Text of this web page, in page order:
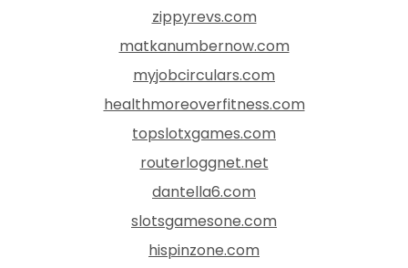
zippyrevs.com
matkanumbernow.com
myjobcirculars.com
healthmoreoverfitness.com
topslotxgames.com
routerloggnet.net
dantella6.com
slotsgamesone.com
hispinzone.com